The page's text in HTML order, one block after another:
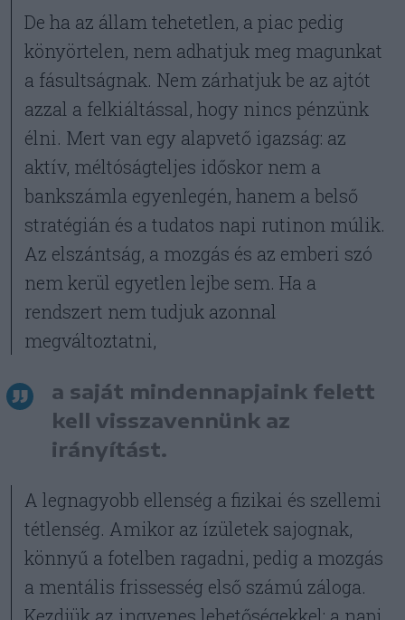
De ha az állam tehetetlen, a piac pedig
könyörtelen, nem adhatjuk meg magunkat
a fásultságnak. Nem zárhatjuk be az ajtót
azzal a felkiáltással, hogy nincs pénzünk
élni. Mert van egy alapvető igazság: az
aktív, méltóságteljes időskor nem a
bankszámla egyenlegén, hanem a belső
stratégián és a tudatos napi rutinon múlik.
Az elszántság, a mozgás és az emberi szó
nem kerül egyetlen lejbe sem. Ha a
rendszert nem tudjuk azonnal
megváltoztatni,
a saját mindennapjaink felett
kell visszavennünk az
irányítást.
A legnagyobb ellenség a fizikai és szellemi
tétlenség. Amikor az ízületek sajognak,
könnyű a fotelben ragadni, pedig a mozgás
a mentális frissesség első számú záloga.